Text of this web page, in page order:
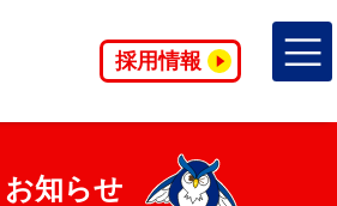
採用情報
お知らせ